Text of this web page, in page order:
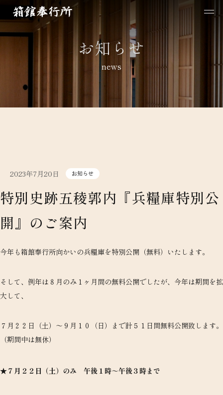
お知らせ
news
2023年7月20日 お知らせ
特別史跡五稜郭内『兵糧庫特別公
開』のご案内
今年も箱館奉行所向かいの兵糧庫を特別公開（無料）いたします。
そして、例年は８月のみ１ヶ月間の無料公開でしたが、今年は期間を拡
大して、
７月２２日（土）～９月１０（日）まで計５１日間無料公開致します。
（期間中は無休）
★７月２２日（土）のみ 午後１時～午後３時まで